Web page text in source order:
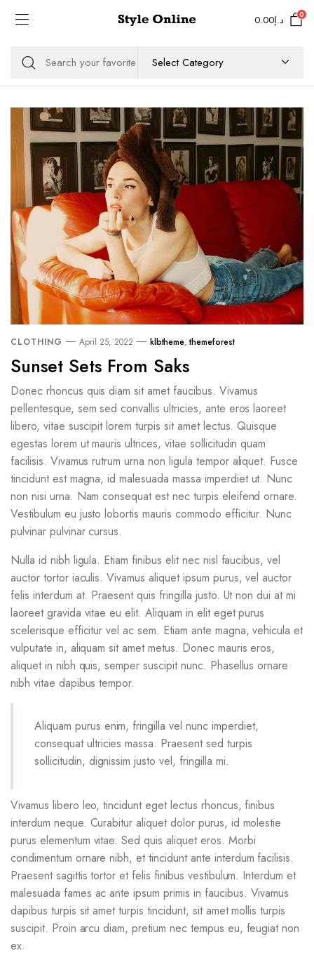
د.إ0.00 0
CLOTHING April 25, 2022 klbtheme, themeforest
Sunset Sets From Saks
Donec rhoncus quis diam sit amet faucibus. Vivamus
pellentesque, sem sed convallis ultricies, ante eros laoreet
libero, vitae suscipit lorem turpis sit amet lectus. Quisque
egestas lorem ut mauris ultrices, vitae sollicitudin quam
facilisis. Vivamus rutrum urna non ligula tempor aliquet. Fusce
tincidunt est magna, id malesuada massa imperdiet ut. Nunc
non nisi urna. Nam consequat est nec turpis eleifend ornare.
Vestibulum eu justo lobortis mauris commodo efficitur. Nunc
pulvinar pulvinar cursus.
Nulla id nibh ligula. Etiam finibus elit nec nisl faucibus, vel
auctor tortor iaculis. Vivamus aliquet ipsum purus, vel auctor
felis interdum at. Praesent quis fringilla justo. Ut non dui at mi
laoreet gravida vitae eu elit. Aliquam in elit eget purus
scelerisque efficitur vel ac sem. Etiam ante magna, vehicula et
vulputate in, aliquam sit amet metus. Donec mauris eros,
aliquet in nibh quis, semper suscipit nunc. Phasellus ornare
nibh vitae dapibus tempor.
Aliquam purus enim, fringilla vel nunc imperdiet,
consequat ultricies massa. Praesent sed turpis
sollicitudin, dignissim justo vel, fringilla mi.
Vivamus libero leo, tincidunt eget lectus rhoncus, finibus
interdum neque. Curabitur aliquet dolor purus, id molestie
purus elementum vitae. Sed quis aliquet eros. Morbi
condimentum ornare nibh, et tincidunt ante interdum facilisis.
Praesent sagittis tortor et felis finibus vestibulum. Interdum et
malesuada fames ac ante ipsum primis in faucibus. Vivamus
dapibus turpis sit amet turpis tincidunt, sit amet mollis turpis
suscipit. Proin arcu diam, pretium nec tempus eu, feugiat non
ex.